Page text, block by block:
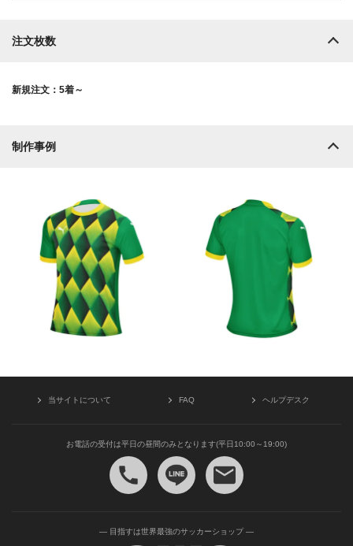
注文枚数
新規注文：5着～
制作事例
当サイトについて FAQ ヘルプデスク
お電話の受付は平日の昼間のみとなります(平日10:00～19:00)
— 目指すは世界最強のサッカーショップ —